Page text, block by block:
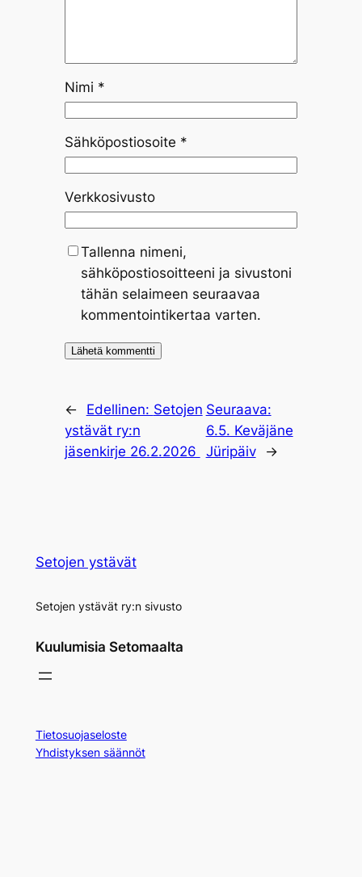
Nimi *
Sähköpostiosoite *
Verkkosivusto
Tallenna nimeni,
sähköpostiosoitteeni ja sivustoni
tähän selaimeen seuraavaa
kommentointikertaa varten.
← Edellinen: Setojen
ystävät ry:n
jäsenkirje 26.2.2026
Seuraava:
6.5. Keväjäne
Jüripäiv
→
Setojen ystävät
Setojen ystävät ry:n sivusto
Kuulumisia Setomaalta
Tietosuojaseloste
Yhdistyksen säännöt